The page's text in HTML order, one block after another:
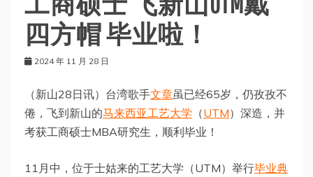
四方帽 毕业啦！
2024 年 11 月 28 日
（新山28日讯）台湾歌手文章虽已经65岁，仍孜孜不
倦，飞到新山的马来西亚工艺大学 （UTM）深造，并
考获工商硕士MBA研究生，顺利毕业！
11月中，位于士姑来的工艺大学（UTM）举行毕业典